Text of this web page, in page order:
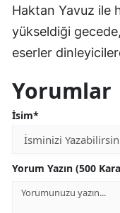
Haktan Yavuz ile
yükseldiği
eserler
Yorumlar
İsim*
Yorum Yazın (500